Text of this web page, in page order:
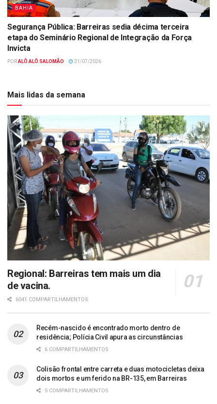
BAHIA
Segurança Pública: Barreiras sedia décima terceira
etapa do Seminário Regional de Integração da Força
Invicta
PORALÔ ALÔ SALOMÃO 21/07/2026
Mais lidas da semana
Regional: Barreiras tem mais um dia
de vacina.
6041 COMPARTILHAMENTOS
Recém-nascido é encontrado morto dentro de
residência; Polícia Civil apura as circunstâncias
6 COMPARTILHAMENTOS
Colisão frontal entre carreta e duas motocicletas deixa
dois mortos e um ferido na BR-135, em Barreiras
5 COMPARTILHAMENTOS